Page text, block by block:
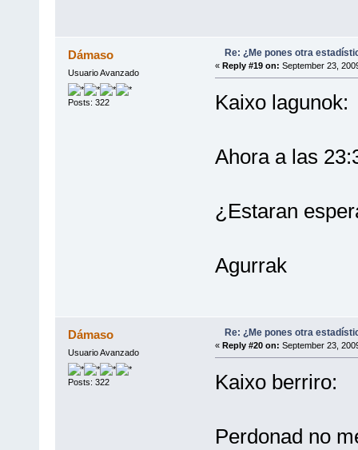
Dámaso
Usuario Avanzado
Posts: 322
Re: ¿Me pones otra
« Reply #19 on: September 23,
Kaixo lagunok:
Ahora a las
¿Estaran
Agurrak
Dámaso
Usuario Avanzado
Posts: 322
Re: ¿Me pones otra
« Reply #20 on: September 23,
Kaixo berriro:
Perdonad no